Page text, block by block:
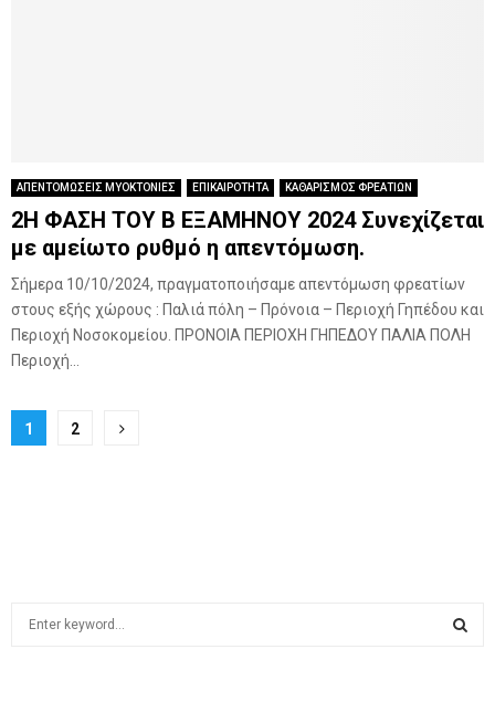
ΑΠΕΝΤΟΜΩΣΕΙΣ ΜΥΟΚΤΟΝΙΕΣ ΕΠΙΚΑΙΡΟΤΗΤΑ ΚΑΘΑΡΙΣΜΟΣ ΦΡΕΑΤΙΩΝ
2Η ΦΑΣΗ ΤΟΥ Β ΕΞΑΜΗΝΟΥ 2024 Συνεχίζεται
με αμείωτο ρυθμό η απεντόμωση.
Σήμερα 10/10/2024, πραγματοποιήσαμε απεντόμωση φρεατίων
στους εξής χώρους : Παλιά πόλη – Πρόνοια – Περιοχή Γηπέδου και
Περιοχή Νοσοκομείου. ΠΡΟΝΟΙΑ ΠΕΡΙΟΧΗ ΓΗΠΕΔΟΥ ΠΑΛΙΑ ΠΟΛΗ
Περιοχή...
Posts
1 2